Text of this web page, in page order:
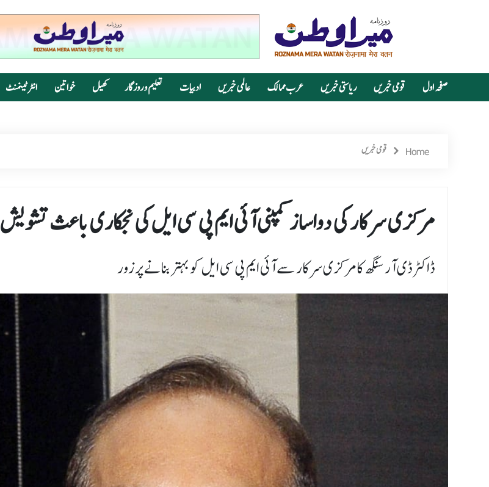
صفحہ اول قومی خبریں ریاستی خبریں عرب ممالک عالمی خبریں ادبیات تعلیم و روزگار کھیل خواتین انٹرٹینمنٹ
Home قومی خبریں
مرکزی سرکار کی دواساز کمپنی آئی ایم پی سی ایل کی نجکاری باعث تشویش
ڈاکٹر ڈی آر سنگھ کامرکزی سرکار سے آئی ایم پی سی ایل کو بہتر بنانے پر زور